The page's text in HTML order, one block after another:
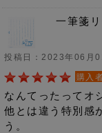
一筆箋
投稿日：2023年06月
購入
なんてったってオ
他とは違う特別感
う。